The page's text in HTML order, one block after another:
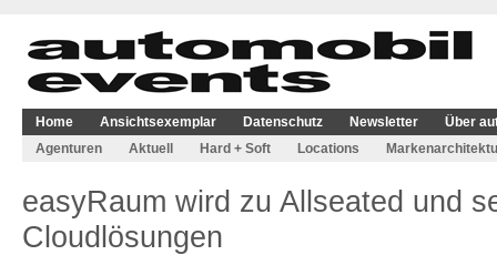
Home Ansichtsexemplar Datenschutz Newsletter
Über
Agenturen
Aktuell Hard + Soft Locations
easyRaum wird zu Allseated und
Cloudlösungen